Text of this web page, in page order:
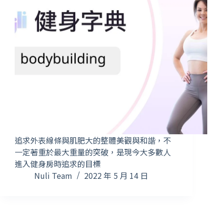
追求外表線條與肌肥大的整體美觀與和諧，不
一定著重於最大重量的突破，是現今大多數人
進入健身房時追求的目標
Nuli Team
2022 年 5 月 14 日